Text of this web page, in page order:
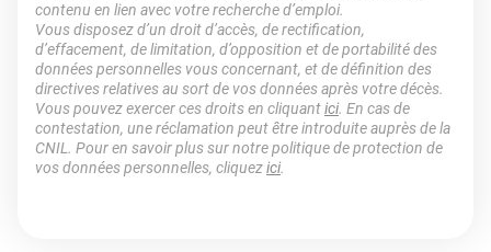
contenu en lien avec votre recherche d’emploi.
Vous disposez d’un droit d’accès, de rectification,
d’effacement, de limitation, d’opposition et de portabilité des
données personnelles vous concernant, et de définition des
directives relatives au sort de vos données après votre décès.
Vous pouvez exercer ces droits en cliquantici. En cas de
contestation, une réclamation peut être introduite auprès de la
CNIL. Pour en savoir plus sur notre politique de protection de
vos données personnelles, cliquezici.